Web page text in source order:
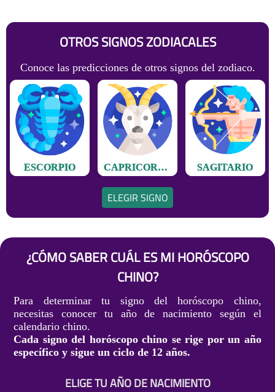
OTROS SIGNOS ZODIACALES
Conoce las predicciones de otros signos del zodiaco.
ESCORPIO CAPRICORNIO SAGITARIO
ELEGIR SIGNO
¿CÓMO SABER CUÁL ES MI HORÓSCOPO
CHINO?
Para determinar tu signo del horóscopo chino,
necesitas conocer tu año de nacimiento según el
calendario chino.
Cada signo del horóscopo chino se rige por un año
específico y sigue un ciclo de 12 años.
ELIGE TU AÑO DE NACIMIENTO